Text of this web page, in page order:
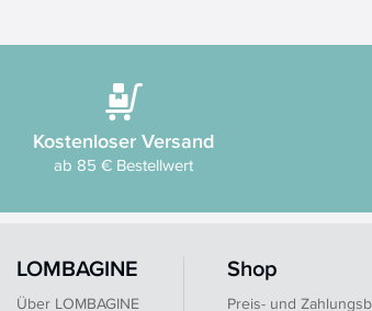
Kostenloser Versand
ab 85 € Bestellwert
LOMBAGINE
Über LOMBAGINE
Shop
Preis- und